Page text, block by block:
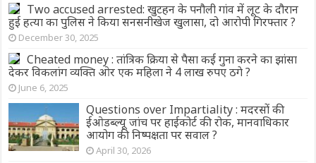
Two accused arrested: खुटहन के पनौली गांव में लूट के दौरान
हुई हत्या का पुलिस ने किया सनसनीखेज खुलासा, दो आरोपी गिरफ्तार ?
December 30, 2025
Cheated money : तांत्रिक क्रिया से पैसा कई गुना करने का झांसा
देकर विकलांग व्यक्ति ओर एक महिला ने 4 लाख रुपए ठगे ?
June 6, 2025
Questions over Impartiality : मदरसों की
ईओडब्ल्यू जांच पर हाईकोर्ट की रोक, मानवाधिकार
आयोग की निष्पक्षता पर सवाल ?
April 30, 2026